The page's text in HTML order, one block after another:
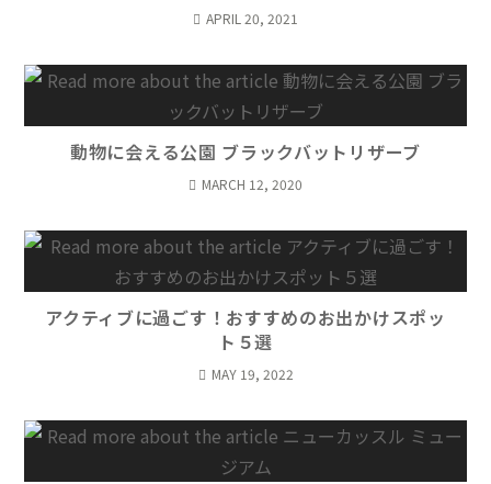
APRIL 20, 2021
動物に会える公園 ブラックバットリザーブ
MARCH 12, 2020
アクティブに過ごす！おすすめのお出かけスポッ
ト５選
MAY 19, 2022